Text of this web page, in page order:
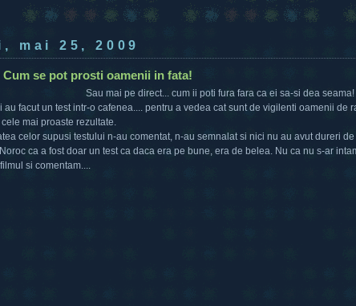
mai 25, 2009
Cum se pot prosti oamenii in fata!
Sau mai pe direct... cum ii poti fura fara ca ei sa-si dea seama!
au facut un test intr-o cafenea.... pentru a vedea cat sunt de vigilenti oamenii de
mai proaste rezultate.
celor supusi testului n-au comentat, n-au semnalat si nici nu au avut dureri
ca a fost doar un test ca daca era pe bune, era de belea. Nu ca nu s-ar
si comentam....